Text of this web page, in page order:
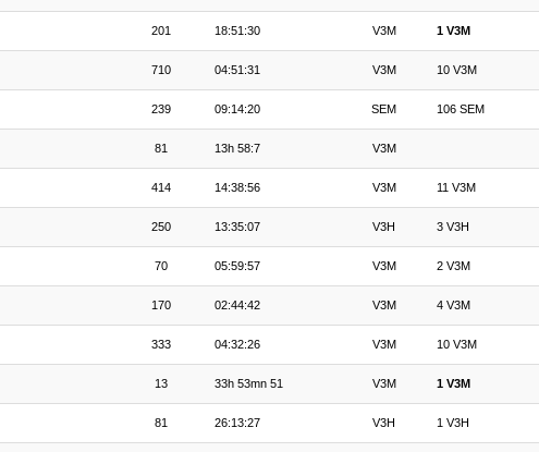
201 18:51:30 V3M 1 V3M
710 04:51:31 V3M 10 V3M
239 09:14:20 SEM 106 SEM
81 13h 58:7 V3M
414 14:38:56 V3M 11 V3M
250 13:35:07 V3H 3 V3H
70 05:59:57 V3M 2 V3M
170 02:44:42 V3M 4 V3M
333 04:32:26 V3M 10 V3M
13 33h 53mn 51 V3M 1 V3M
81 26:13:27 V3H 1 V3H